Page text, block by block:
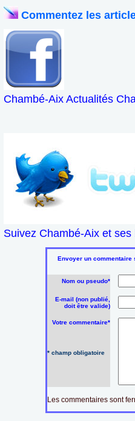
Commentez les
Chambé-Aix Actualités
Suivez Chambé-Aix et
Envoyer un commentaire
Nom ou pseudo*
E-mail (non publié,
doit être valide)
Votre commentaire*
* champ obligatoire
Les commentaires sont